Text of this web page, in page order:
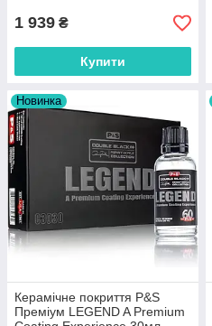
1 939 ₴
Купити
Новинка
Керамічне покриття P&S
Преміум LEGEND A Premium